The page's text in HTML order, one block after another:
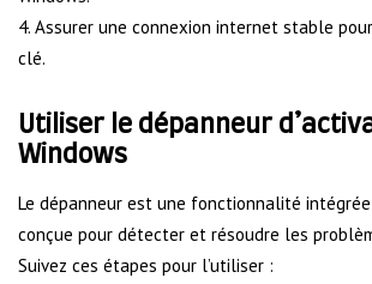
4. Assurer une connexion internet stable
clé.
Utiliser le dépanneur
Windows
Le dépanneur est une fonctionnalité
conçue pour détecter et résoudre les
Suivez ces étapes pour l’utiliser :